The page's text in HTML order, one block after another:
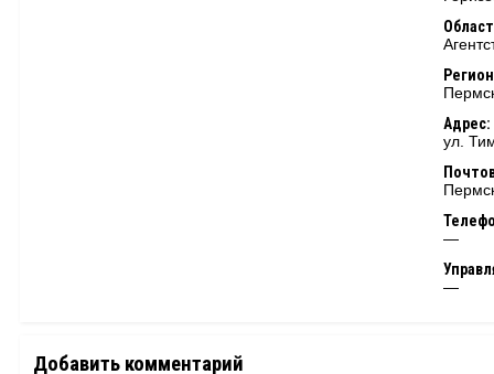
Адрес:
ул.
—
—
Добавить комментарий